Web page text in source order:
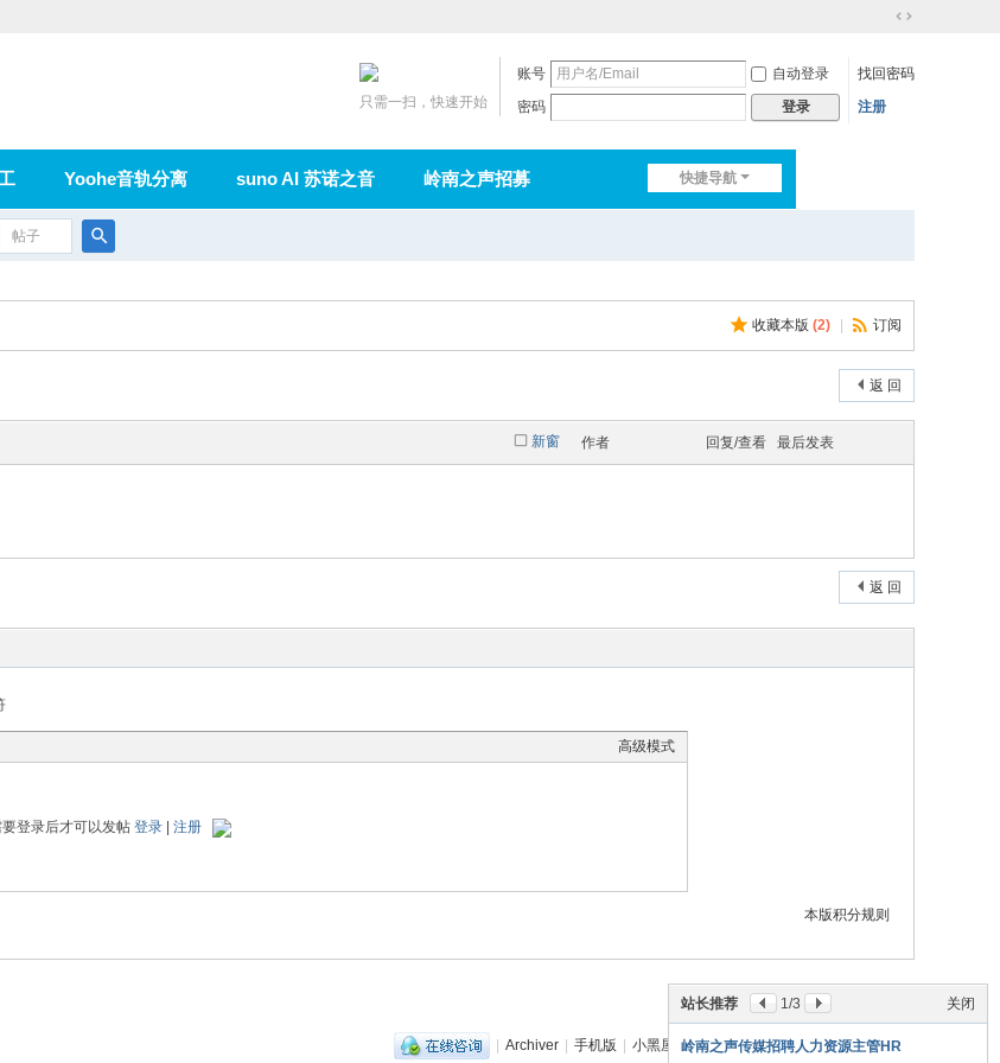
到
账号 自动登录
找回密码
密码
登录 注册
只需一扫，快速开始
快捷导航
Yoohe音轨分离 suno AI 苏诺之音 岭南之声招募
在线论坛
帖子
索
收藏本版 (2) 订阅
返 回
新窗 作者 回复/查看 最后发表
返 回
高级模式
登录后才可以发帖 登录| 注册
本版积分规则
关闭
站长推荐 1/3
岭南之声传媒招聘人力资源主管HR
| Archiver | 手机版 | 小黑屋 | 丽音音乐网(粤ICP备18151349号